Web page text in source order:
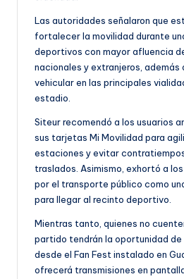
Las autoridades señalaron que
fortalecer la movilidad durante
deportivos con mayor afluencia
nacionales y extranjeros, además
vehicular en las principales
estadio.
Siteur recomendó a los usuarios
sus tarjetas Mi Movilidad para
estaciones y evitar
traslados. Asimismo, exhortó a
por el transporte público como
para llegar al recinto deportivo.
Mientras tanto, quienes no
partido tendrán la oportunidad
desde el Fan Fest instalado en
ofrecerá transmisiones en